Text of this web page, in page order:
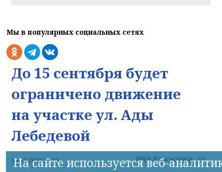
Мы в популярных социальных сетях
До 15 сентября будет
ограничено движение
на участке ул. Ады
Лебедевой
06.08.2026 16:50 НИА-Красноярск
На сайте используется веб-